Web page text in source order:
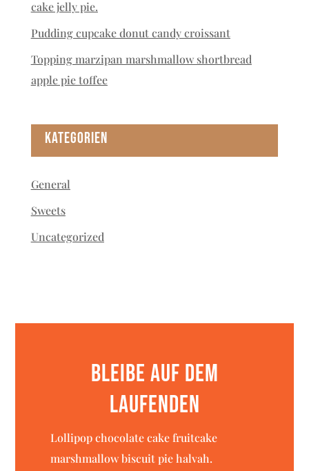
cake jelly pie.
Pudding cupcake donut candy croissant
Topping marzipan marshmallow shortbread
apple pie toffee
Kategorien
General
Sweets
Uncategorized
Bleibe auf dem
Laufenden
Lollipop chocolate cake fruitcake
marshmallow biscuit pie halvah.